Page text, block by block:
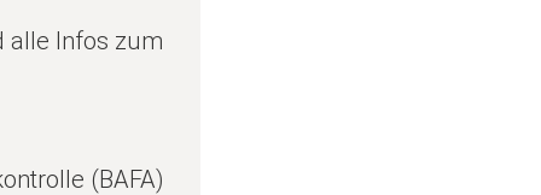
alle Infos zum
(BAFA)